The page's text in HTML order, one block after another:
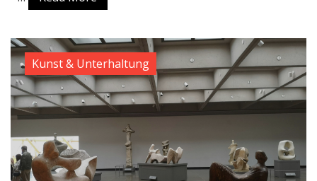
Kunst & Unterhaltung